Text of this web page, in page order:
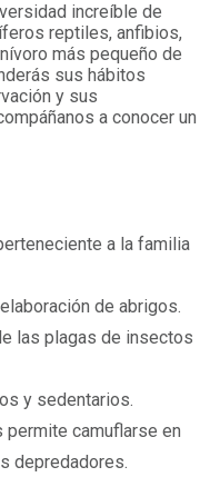
increíble de
reptiles, anfibios,
más pequeño de
sus hábitos
y sus
a conocer un
a la familia
de abrigos.
las plagas de insectos
y sedentarios.
permite camuflarse en
depredadores.